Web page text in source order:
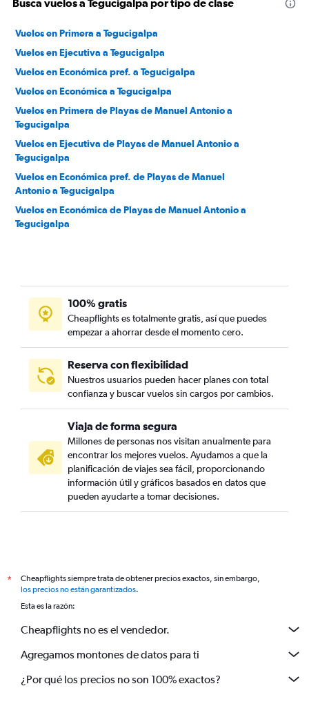
Busca vuelos a Tegucigalpa por tipo de clase
Vuelos en Primera a Tegucigalpa
Vuelos en Ejecutiva a Tegucigalpa
Vuelos en Económica pref. a Tegucigalpa
Vuelos en Económica a Tegucigalpa
Vuelos en Primera de Playas de Manuel Antonio a
Tegucigalpa
Vuelos en Ejecutiva de Playas de Manuel Antonio a
Tegucigalpa
Vuelos en Económica pref. de Playas de Manuel
Antonio a Tegucigalpa
Vuelos en Económica de Playas de Manuel Antonio a
Tegucigalpa
100% gratis
Cheapflights es totalmente gratis, así que puedes
empezar a ahorrar desde el momento cero.
Reserva con flexibilidad
Nuestros usuarios pueden hacer planes con total
confianza y buscar vuelos sin cargos por cambios.
Viaja de forma segura
Millones de personas nos visitan anualmente para
encontrar los mejores vuelos. Ayudamos a que la
planificación de viajes sea fácil, proporcionando
información útil y gráficos basados en datos que
pueden ayudarte a tomar decisiones.
*
Cheapflights siempre trata de obtener precios exactos, sin embargo,
los precios no están garantizados.
Esta es la razón:
Cheapflights no es el vendedor.
Agregamos montones de datos para ti
¿Por qué los precios no son 100% exactos?